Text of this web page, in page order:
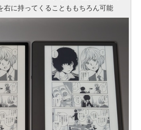
右に持ってくることももちろん可能